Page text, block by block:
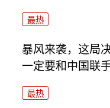
最热
暴风来袭，这局
一定要和中国联
最热